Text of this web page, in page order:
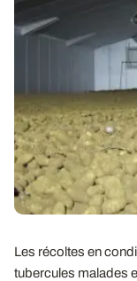
Les récoltes en
tubercules malades